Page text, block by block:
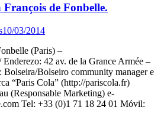
François de Fonbelle.
10/03/2014
(Paris) –
42 av. de la Grance Armée –
Bolseira/Bolseiro community manager e
“Paris Cola” (http://pariscola.fr)
(Responsable Marketing) e-
Tel: +33 (0)1 71 18 24 01 Móvil: